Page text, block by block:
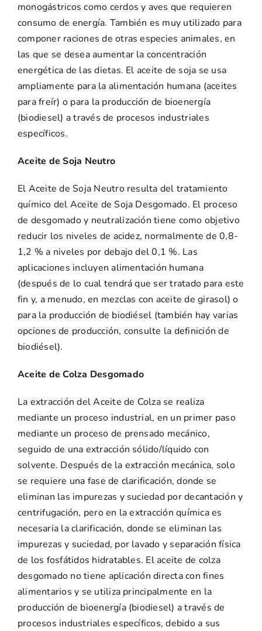
monogástricos como cerdos y aves que requieren
consumo de energía. También es muy utilizado para
componer raciones de otras especies animales, en
las que se desea aumentar la concentración
energética de las dietas. El aceite de soja se usa
ampliamente para la alimentación humana (aceites
para freír) o para la producción de bioenergía
(biodiesel) a través de procesos industriales
específicos.
Aceite de Soja Neutro
El Aceite de Soja Neutro resulta del tratamiento
químico del Aceite de Soja Desgomado. El proceso
de desgomado y neutralización tiene como objetivo
reducir los niveles de acidez, normalmente de 0,8-
1,2 % a niveles por debajo del 0,1 %. Las
aplicaciones incluyen alimentación humana
(después de lo cual tendrá que ser tratado para este
fin y, a menudo, en mezclas con aceite de girasol) o
para la producción de biodiésel (también hay varias
opciones de producción, consulte la definición de
biodiésel).
Aceite de Colza Desgomado
La extracción del Aceite de Colza se realiza
mediante un proceso industrial, en un primer paso
mediante un proceso de prensado mecánico,
seguido de una extracción sólido/líquido con
solvente. Después de la extracción mecánica, solo
se requiere una fase de clarificación, donde se
eliminan las impurezas y suciedad por decantación y
centrifugación, pero en la extracción química es
necesaria la clarificación, donde se eliminan las
impurezas y suciedad, por lavado y separación física
de los fosfátidos hidratables. El aceite de colza
desgomado no tiene aplicación directa con fines
alimentarios y se utiliza principalmente en la
producción de bioenergía (biodiesel) a través de
procesos industriales específicos, debido a sus